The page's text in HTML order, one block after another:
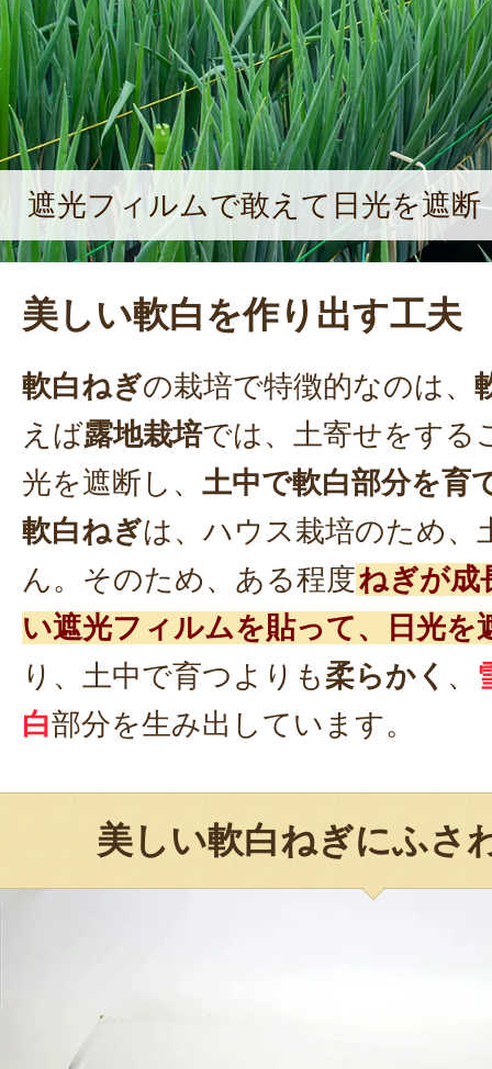
遮光フィルムで敢えて日光を遮断
美しい軟白を作り出す工夫
軟白ねぎの栽培で特徴的なのは、
えば露地栽培では、土寄せをする
光を遮断し、 土中で軟白部分を育
軟白ねぎは、ハウス栽培のため、
ん。そのため、ある程度ねぎが成
い遮光フィルムを貼って、日光を
り、土中で育つよりも 柔らかく 、
白部分を生み出しています。
美しい軟白ねぎにふさ